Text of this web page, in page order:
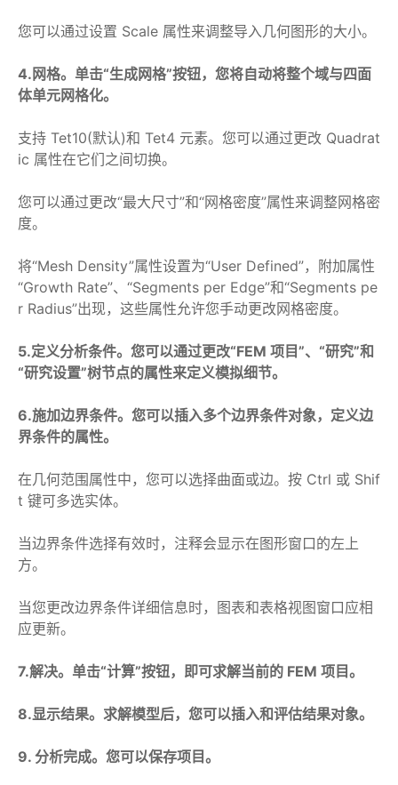
您可以通过设置 Scale 属性来调整导入几何图形的大小。
4.网格。单击“生成网格”按钮，您将自动将整个域与四面
体单元网格化。
支持 Tet10(默认)和 Tet4 元素。您可以通过更改 Quadrat
ic 属性在它们之间切换。
您可以通过更改“最大尺寸”和“网格密度”属性来调整网格密
度。
将“Mesh Density”属性设置为“User Defined”，附加属性
“Growth Rate”、“Segments per Edge”和“Segments pe
r Radius”出现，这些属性允许您手动更改网格密度。
5.定义分析条件。您可以通过更改“FEM 项目”、“研究”和
“研究设置”树节点的属性来定义模拟细节。
6.施加边界条件。您可以插入多个边界条件对象，定义边
界条件的属性。
在几何范围属性中，您可以选择曲面或边。按 Ctrl 或 Shif
t 键可多选实体。
当边界条件选择有效时，注释会显示在图形窗口的左上
方。
当您更改边界条件详细信息时，图表和表格视图窗口应相
应更新。
7.解决。单击“计算”按钮，即可求解当前的 FEM 项目。
8.显示结果。求解模型后，您可以插入和评估结果对象。
9. 分析完成。您可以保存项目。